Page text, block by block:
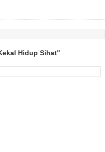
Hidup Sihat"